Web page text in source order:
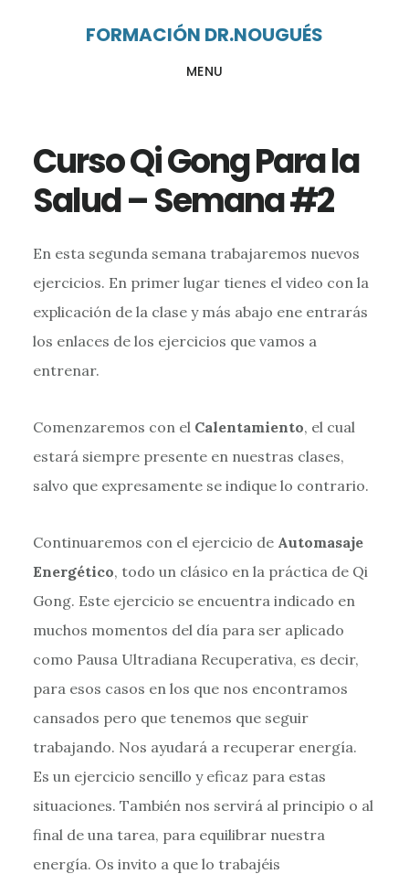
FORMACIÓN DR.NOUGUÉS
MENU
Curso Qi Gong Para la
Salud – Semana #2
En esta segunda semana trabajaremos nuevos
ejercicios. En primer lugar tienes el video con la
explicación de la clase y más abajo ene entrarás
los enlaces de los ejercicios que vamos a
entrenar.
Comenzaremos con el Calentamiento, el cual
estará siempre presente en nuestras clases,
salvo que expresamente se indique lo contrario.
Continuaremos con el ejercicio de Automasaje
Energético, todo un clásico en la práctica de Qi
Gong. Este ejercicio se encuentra indicado en
muchos momentos del día para ser aplicado
como Pausa Ultradiana Recuperativa, es decir,
para esos casos en los que nos encontramos
cansados pero que tenemos que seguir
trabajando. Nos ayudará a recuperar energía.
Es un ejercicio sencillo y eficaz para estas
situaciones. También nos servirá al principio o al
final de una tarea, para equilibrar nuestra
energía. Os invito a que lo trabajéis